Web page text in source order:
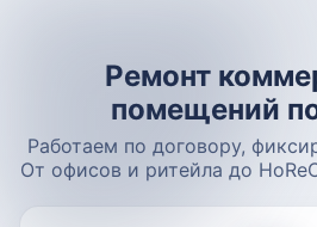
Ремонт
помещений
Работаем по договору,
От офисов и ритейла до